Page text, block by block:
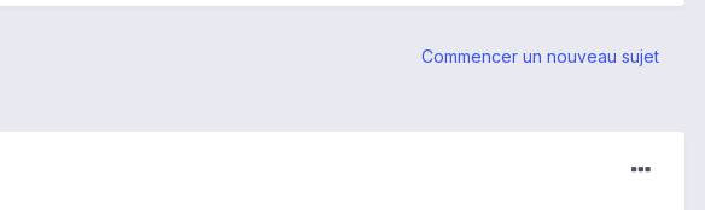
Commencer un nouveau sujet